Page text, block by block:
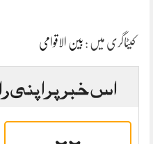
کیٹاگری میں : بین الاقوامی
اس خبر پر اپنی